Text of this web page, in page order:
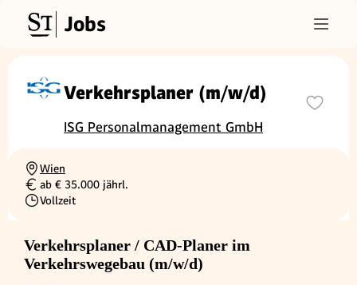
Jobs
Verkehrsplaner (m/w/d)
ISG Personalmanagement GmbH
Ortschaft
Wien
Gehalt
ab € 35.000 jährl.
Beschäftigungsart
Vollzeit
Verkehrsplaner / CAD-Planer im
Verkehrswegebau (m/w/d)